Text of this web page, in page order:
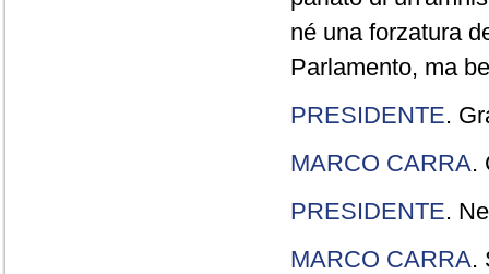
né una forzatura
Parlamento, ma
PRESIDENTE.
MARCO CARRA.
PRESIDENTE.
MARCO CARRA.